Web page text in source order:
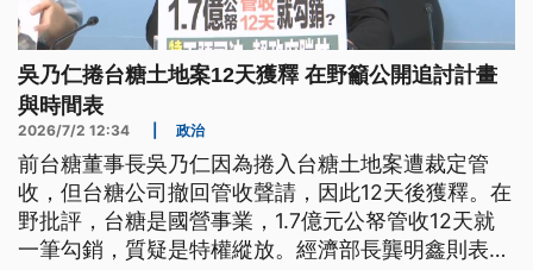
吳乃仁捲台糖土地案12天獲釋 在野籲公開追討計畫
與時間表
2026/7/2 12:34 政治
前台糖董事長吳乃仁因為捲入台糖土地案遭裁定管
收，但台糖公司撤回管收聲請，因此12天後獲釋。在
野批評，台糖是國營事業，1.7億元公帑管收12天就
一筆勾銷，質疑是特權縱放。經濟部長龔明鑫則表